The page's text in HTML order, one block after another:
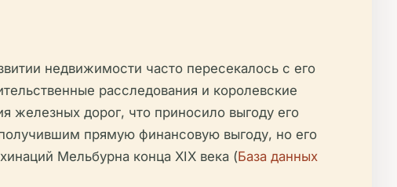
недвижимости часто пересекалось с его
расследования и королевские
железных дорог, что приносило выгоду его
прямую финансовую выгоду, но его
Мельбурна конца XIX века (База данных